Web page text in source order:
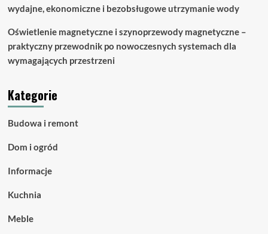
wydajne, ekonomiczne i bezobsługowe utrzymanie wody
Oświetlenie magnetyczne i szynoprzewody magnetyczne –
praktyczny przewodnik po nowoczesnych systemach dla
wymagających przestrzeni
Kategorie
Budowa i remont
Dom i ogród
Informacje
Kuchnia
Meble